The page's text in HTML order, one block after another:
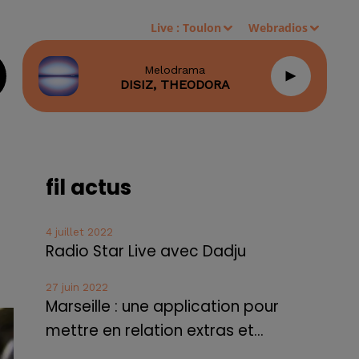
Live :Toulon Webradios
Melodrama
DISIZ, THEODORA
fil actus
4 juillet 2022
Radio Star Live avec Dadju
27 juin 2022
Marseille : une application pour
mettre en relation extras et...